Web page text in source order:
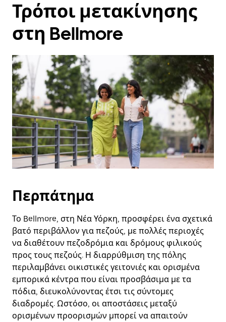
βέλος
για
μετακινηθείτε
και
να
επιλέξετε
μια
ημερομηνία.
Πατήστε
το
πλήκτρο
escape
για
να
κλείσετε
το
Τρόποι μετακίνησης
στη Bellmore
Περπάτημα
Το Bellmore, στη Νέα Υόρκη, προσφέρει ένα σχετικά
βατό περιβάλλον για πεζούς, με πολλές περιοχές
να διαθέτουν πεζοδρόμια και δρόμους φιλικούς
προς τους πεζούς. Η διαρρύθμιση της πόλης
περιλαμβάνει οικιστικές γειτονιές και ορισμένα
εμπορικά κέντρα που είναι προσβάσιμα με τα
πόδια, διευκολύνοντας έτσι τις σύντομες
διαδρομές. Ωστόσο, οι αποστάσεις μεταξύ
ορισμένων προορισμών μπορεί να απαιτούν